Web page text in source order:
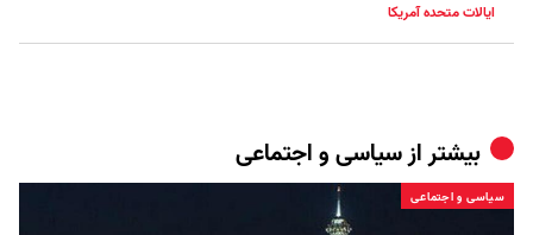
ایالات متحده آمریکا
بیشتر ازسیاسی و اجتماعی
سیاسی و اجتماعی